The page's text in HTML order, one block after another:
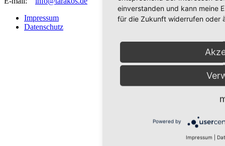
Impressum
Datenschutz
einverstanden und kann meine
für die Zukunft widerrufen oder
Powered by
Impressum |